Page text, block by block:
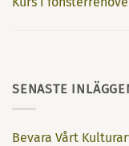
SENASTE
Bevara Vårt